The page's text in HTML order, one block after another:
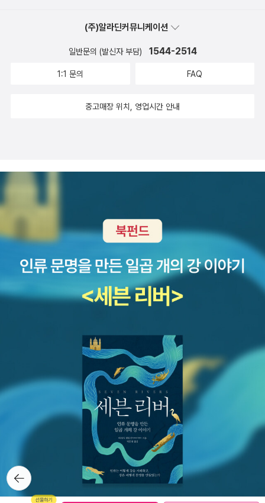
하지만 지속적 치료에도 불구하고, 폴 오스터는 2024년 4
로 세상을 떠났습니다. 따라서 그의 이 책은 원제, 'Man in t
he Dark'으로 지난 2008년에 출간되었고, 국내에도 2008
개정판으로 2025년 9월, 출판된 판본입니다. 극의 주인공
아내가 암으로 떠난 뒤, 삶이 망가지는 정도가 아니라 무너
지는 단계에 이른 상황입니다. 이런 그에게는 유일한 딸이자
자신과 마찬가지로 글을 업으로 삼으려는 미리엄과 그녀의
딸이자, 손녀인 카티야가 있습니다. 불행하게도 자신의 손녀
역시, 이제 시작된 인생에서 더할 나위 없는고통을 당하고
말았는데요. 카티야의 남자 친구였던 타이터스 스몰이라는
친구가 어린 나이에 세상을 떠난 것입니다. 이 타이터스 스
몰이라는 청년의 죽음에 대해, 작가인 폴 오스터는 서두에
는 표현이 물론 정신과 육체, 모두 해당될 수 있지만 그럼에
도 마치 큰 병을 얻어 세상을 떠난 것처럼 배경을 유지했는
데요. 후반부에 드러난 정확한 그의 죽음을 통해, 왜 손녀인
카티야가 그렇게 자신을 세상과 단절시켰는지 이해할 수 있
었습니다. 노년의 주인공인 브릴도 말년의 큰 과제를 손녀인
카티야의 '세상으로의 복귀'로 삼은 만큼, 할아버지와 손녀
라는 관계는 결국에 서로를 좀 더 면밀하게 알아가는 과정이
필연적으로 포함되어, 두 사람의 크나큰 아픔을 어느 정도
상쇄시키는 위력이 있었다고 생각합니다. 오거스트 브릴의
뒤로가
기
(주)알라딘커뮤니케이션
일반문의 (발신자 부담) 1544-2514
1:1 문의 FAQ
중고매장 위치, 영업시간 안내